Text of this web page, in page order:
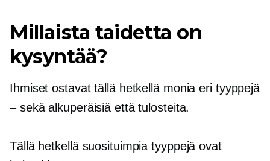
Millaista taidetta on
kysyntää?
Ihmiset ostavat tällä hetkellä monia eri tyyppejä
– sekä alkuperäisiä että tulosteita.
Tällä hetkellä suosituimpia tyyppejä ovat